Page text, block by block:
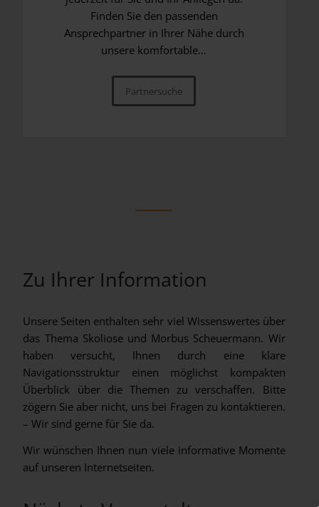
Finden Sie den passenden
Ansprechpartner in Ihrer Nähe durch
unsere komfortable…
Partnersuche
Zu Ihrer Information
Unsere Seiten enthalten sehr viel Wissenswertes über
das Thema Skoliose und Morbus Scheuermann. Wir
haben versucht, Ihnen durch eine klare
Navigationsstruktur einen möglichst kompakten
Überblick über die Themen zu verschaffen. Bitte
zögern Sie aber nicht, uns bei Fragen zu kontaktieren.
– Wir sind gerne für Sie da.
Wir wünschen Ihnen nun viele informative Momente
auf unseren Internetseiten.